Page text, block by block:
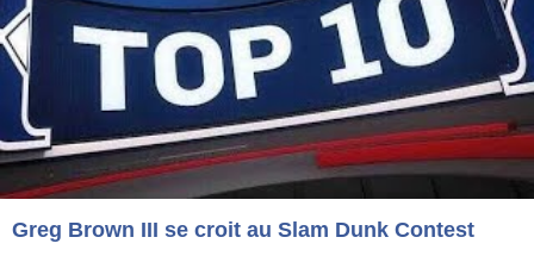
Greg Brown III se croit au Slam Dunk Contest